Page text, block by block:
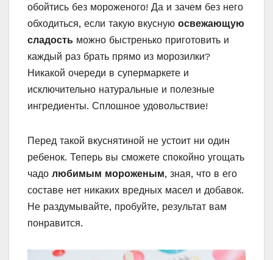
обойтись без мороженого! Да и зачем без него
обходиться, если такую вкусную освежающую
сладость можно быстренько приготовить и
каждый раз брать прямо из морозилки?
Никакой очереди в супермаркете и
исключительно натуральные и полезные
ингредиенты. Сплошное удовольствие!
Перед такой вкуснятиной не устоит ни один
ребенок. Теперь вы сможете спокойно угощать
чадо любимым мороженым, зная, что в его
составе нет никаких вредных масел и добавок.
Не раздумывайте, пробуйте, результат вам
понравится.